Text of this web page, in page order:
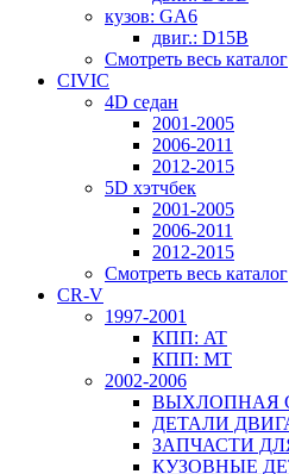
кузов: GA6
двиг.: D15B
Смотреть весь каталог
CIVIC
4D седан
2001-2005
2006-2011
2012-2015
5D хэтчбек
2001-2005
2006-2011
2012-2015
Смотреть весь каталог
CR-V
1997-2001
КПП: AT
КПП: MT
2002-2006
ВЫХЛОПНАЯ
ДЕТАЛИ
ЗАПЧАСТИ
КУЗОВНЫЕ